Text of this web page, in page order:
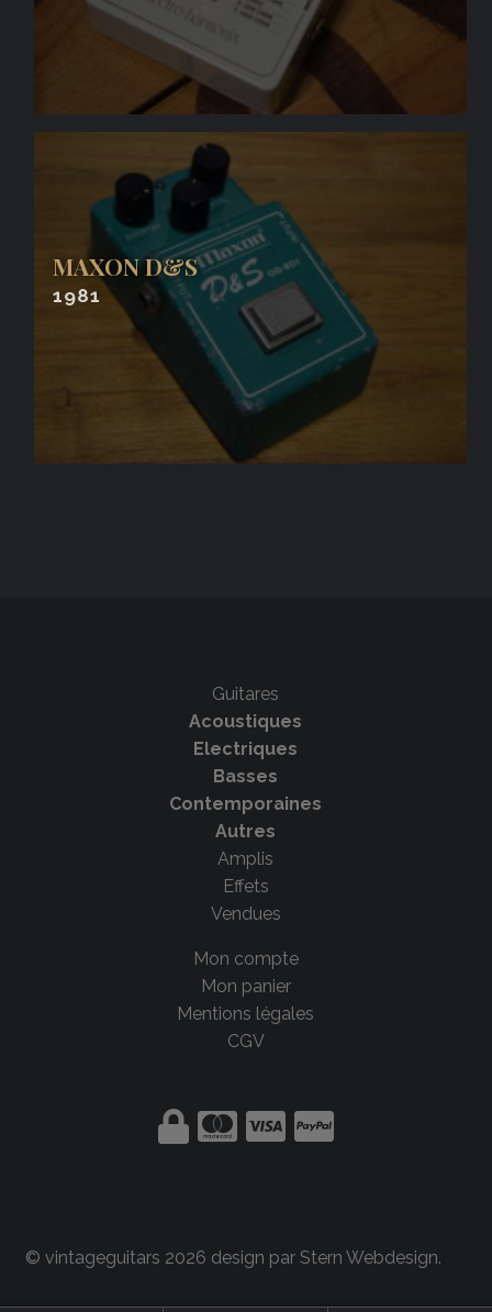
MAXON D&S
1981
Guitares
Acoustiques
Electriques
Basses
Contemporaines
Autres
Amplis
Effets
Vendues
Mon compte
Mon panier
Mentions légales
CGV
© vintageguitars 2026 design par Stern Webdesign.